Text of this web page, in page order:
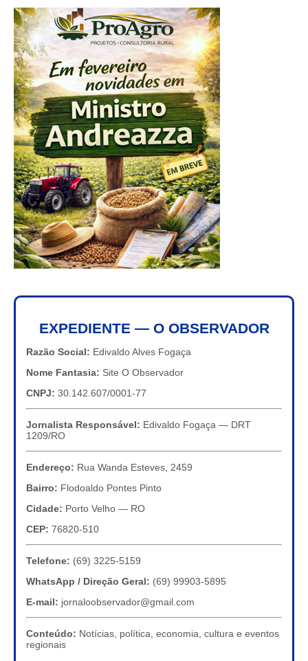
EXPEDIENTE — O OBSERVADOR
Razão Social: Edivaldo Alves Fogaça
Nome Fantasia: Site O Observador
CNPJ: 30.142.607/0001-77
Jornalista Responsável: Edivaldo Fogaça — DRT
1209/RO
Endereço: Rua Wanda Esteves, 2459
Bairro: Flodoaldo Pontes Pinto
Cidade: Porto Velho — RO
CEP: 76820-510
Telefone: (69) 3225-5159
WhatsApp / Direção Geral: (69) 99903-5895
E-mail: jornaloobservador@gmail.com
Conteúdo: Notícias, política, economia, cultura e eventos
regionais